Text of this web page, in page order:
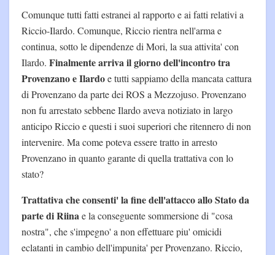
Comunque tutti fatti estranei al rapporto e ai fatti relativi a
Riccio-Ilardo. Comunque, Riccio rientra nell'arma e
continua, sotto le dipendenze di Mori, la sua attivita' con
Ilardo. Finalmente arriva il giorno dell'incontro tra
Provenzano e Ilardoe tutti sappiamo della mancata cattura
di Provenzano da parte dei ROS a Mezzojuso. Provenzano
non fu arrestato sebbene Ilardo aveva notiziato in largo
anticipo Riccio e questi i suoi superiori che ritennero di non
intervenire. Ma come poteva essere tratto in arresto
Provenzano in quanto garante di quella trattativa con lo
stato?
Trattativa che consenti' la fine dell'attacco allo Stato da
parte di Riinae la conseguente sommersione di "cosa
nostra", che s'impegno' a non effettuare piu' omicidi
eclatanti in cambio dell'impunita' per Provenzano. Riccio,